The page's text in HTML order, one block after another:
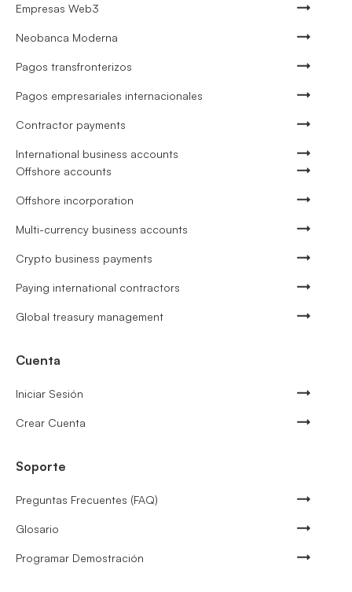
Empresas Web3
Neobanca Moderna
Pagos transfronterizos
Pagos empresariales internacionales
Contractor payments
International business accounts
Offshore accounts
Offshore incorporation
Multi-currency business accounts
Crypto business payments
Paying international contractors
Global treasury management
Cuenta
Iniciar Sesión
Crear Cuenta
Soporte
Preguntas Frecuentes (FAQ)
Glosario
Programar Demostración